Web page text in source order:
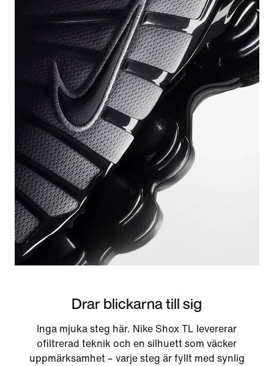
Drar blickarna till sig
Inga mjuka steg här. Nike Shox TL levererar
ofiltrerad teknik och en silhuett som väcker
uppmärksamhet – varje steg är fyllt med synlig